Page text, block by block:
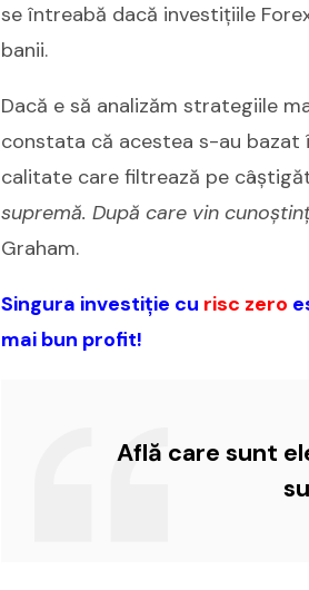
se întreabă dacă investițiile
banii.
Dacă e să analizăm strategiile
constata că acestea s-au bazat
calitate care filtrează pe
supremă. După care vin
Graham.
Singura investiție cu risc zero
mai bun profit!
Află care sunt